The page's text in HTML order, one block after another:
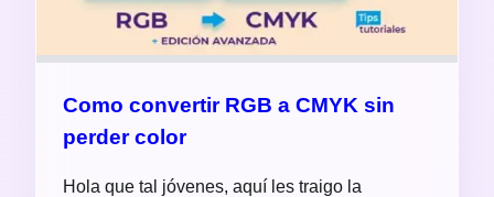
Como convertir RGB a CMYK sin
perder color
Hola que tal jóvenes, aquí les traigo la